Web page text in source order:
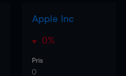
Apple Inc
0%
Pris
0